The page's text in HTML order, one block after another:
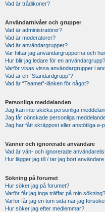
Vad är trådikoner?
Användarnivåer och grupper
Vad är administratörer?
Vad är moderatorer?
Vad är användargrupper?
Var hittar jag användargrupperna och
Hur blir jag ledare för en användargrupp?
Varför visas vissa användargrupper i
Vad är en “Standardgrupp”?
Vad är “Teamet”-länken för något?
Personliga meddelanden
Jag kan inte skicka personliga
Jag får oönskade personliga
Jag har fått skräppost eller anstötliga e-
Vänner och ignorerade användare
Vad är vän- och ignorerade
Hur lägger jag till / tar jag bort
Sökning på forumet
Hur söker jag på forumet?
Varför får jag inga träffar på min sökning?
Varför får jag en tom sida när jag
Hur söker jag efter medlemmar?